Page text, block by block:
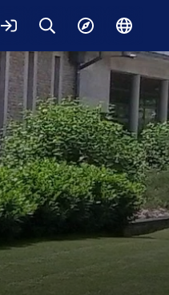
BelépésKeresésFelfedezés
Change